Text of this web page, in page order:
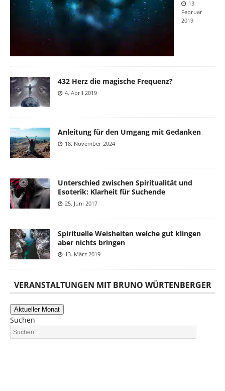
13.
Februar
2019
432 Herz die magische Frequenz?
4. April 2019
Anleitung für den Umgang mit Gedanken
18. November 2024
Unterschied zwischen Spiritualität und
Esoterik: Klarheit für Suchende
25. Juni 2017
Spirituelle Weisheiten welche gut klingen
aber nichts bringen
13. März 2019
VERANSTALTUNGEN MIT BRUNO WÜRTENBERGER
Aktueller Monat
Suchen